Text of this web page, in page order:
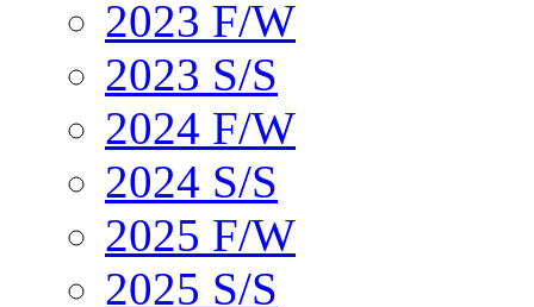
2023 F/W
2023 S/S
2024 F/W
2024 S/S
2025 F/W
2025 S/S